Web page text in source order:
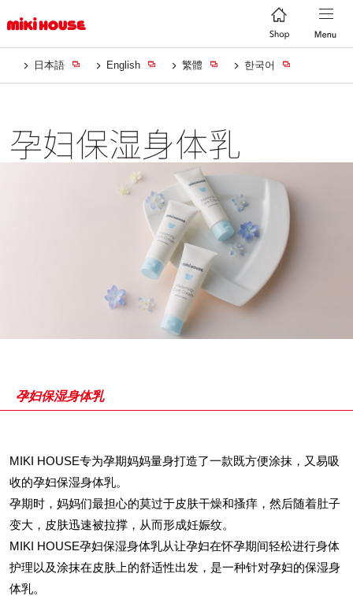
日本語 English 繁體 한국어
孕妇保湿身体乳
孕妇保湿身体乳
MIKI HOUSE专为孕期妈妈量身打造了一款既方便涂抹，又易吸
收的孕妇保湿身体乳。
孕期时，妈妈们最担心的莫过于皮肤干燥和搔痒，然后随着肚子
变大，皮肤迅速被拉撑，从而形成妊娠纹。
MIKI HOUSE孕妇保湿身体乳从让孕妇在怀孕期间轻松进行身体
护理以及涂抹在皮肤上的舒适性出发，是一种针对孕妇的保湿身
体乳。